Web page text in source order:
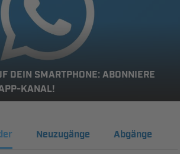
DEIN SMARTPHONE: ABONNIERE
KANAL!
Neuzugänge Abgänge